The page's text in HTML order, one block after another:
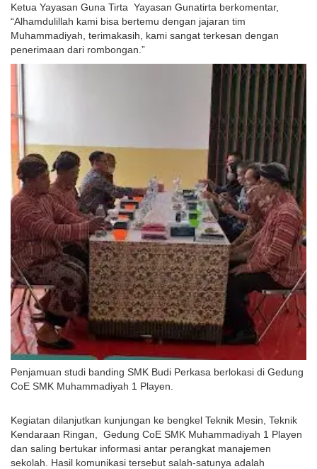
Ketua Yayasan Guna Tirta Yayasan Gunatirta berkomentar,
“Alhamdulillah kami bisa bertemu dengan jajaran tim
Muhammadiyah, terimakasih, kami sangat terkesan dengan
penerimaan dari rombongan.”
Penjamuan studi banding SMK Budi Perkasa berlokasi di Gedung
CoE SMK Muhammadiyah 1 Playen.
Kegiatan dilanjutkan kunjungan ke bengkel Teknik Mesin, Teknik
Kendaraan Ringan, Gedung CoE SMK Muhammadiyah 1 Playen
dan saling bertukar informasi antar perangkat manajemen
sekolah. Hasil komunikasi tersebut salah-satunya adalah